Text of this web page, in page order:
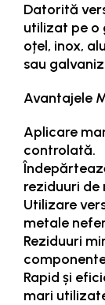
Datorită
utilizat pe o
oțel, inox,
sau
Avantajele
Aplicare
controlată.
reziduuri de
Utilizare
metale
Reziduuri
Rapid și
mari